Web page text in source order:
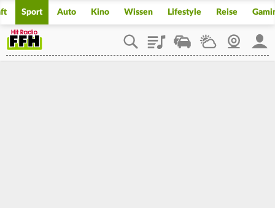
Sport Auto Kino Wissen Lifestyle Reise
PlaylistStaupilotWetterWebcam